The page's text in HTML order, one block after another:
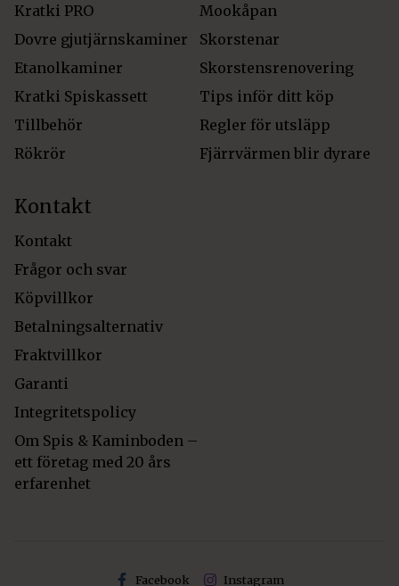
Kratki PRO
Dovre gjutjärnskaminer
Etanolkaminer
Kratki Spiskassett
Tillbehör
Rökrör
Mookåpan
Skorstenar
Skorstensrenovering
Tips inför ditt köp
Regler för utsläpp
Fjärrvärmen blir dyrare
Kontakt
Kontakt
Frågor och svar
Köpvillkor
Betalningsalternativ
Fraktvillkor
Garanti
Integritetspolicy
Om Spis & Kaminboden –
ett företag med 20 års
erfarenhet
Facebook Instagram